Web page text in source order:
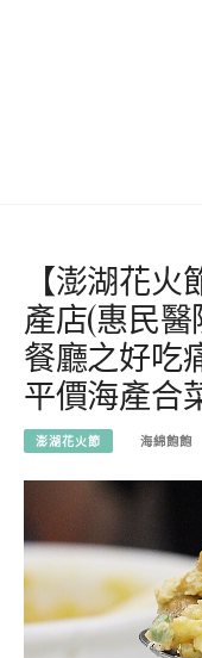
【澎湖花
產店(惠民
餐廳之好吃
平價海產合
澎湖花火節 海綿飽飽